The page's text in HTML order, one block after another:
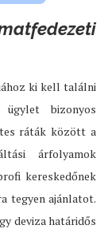
ki kell találni
bizonyos
ráták között a
árfolyamok
kereskedőnek
tegyen ajánlatot.
deviza határidős